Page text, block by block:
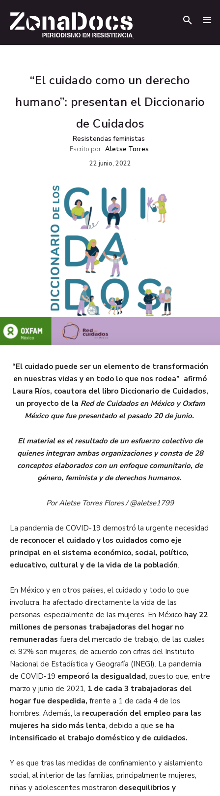
“El cuidado como un derecho
humano”: presentan el Diccionario
de Cuidados
Resistencias feministas
Escrito por: Aletse Torres
22 junio, 2022
“El cuidado puede ser un elemento de transformación
en nuestras vidas y en todo lo que nos rodea” afirmó
Laura Ríos, coautora del libro Diccionario de Cuidados,
un proyecto de la Red de Cuidados en México y Oxfam
México que fue presentado el pasado 20 de junio.
El material es el resultado de un esfuerzo colectivo de
quienes integran ambas organizaciones y consta de 28
conceptos elaborados con un enfoque comunitario, de
género, feminista y de derechos humanos.
Por Aletse Torres Flores / @aletse1799
La pandemia de COVID-19 demostró la urgente necesidad
de reconocer el cuidado y los cuidados como eje
principal en el sistema económico, social, político,
educativo, cultural y de la vida de la población.
En México y en otros países, el cuidado y todo lo que
involucra, ha afectado directamente la vida de las
personas, especialmente de las mujeres. En México hay 22
millones de personas trabajadoras del hogar no
remuneradas fuera del mercado de trabajo, de las cuales
el 92% son mujeres, de acuerdo con cifras del Instituto
Nacional de Estadística y Geografía (INEGI). La pandemia
de COVID-19 empeoró la desigualdad, puesto que, entre
marzo y junio de 2021, 1 de cada 3 trabajadoras del
hogar fue despedida, frente a 1 de cada 4 de los
hombres. Además, la recuperación del empleo para las
mujeres ha sido más lenta, debido a que se ha
intensificado el trabajo doméstico y de cuidados.
Y es que tras las medidas de confinamiento y aislamiento
social, al interior de las familias, principalmente mujeres,
niñas y adolescentes mostraron desequilibrios y